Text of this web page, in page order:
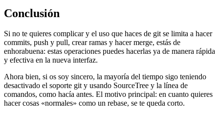
Conclusión
Si no te quieres complicar y el uso que haces de git se limita a hacer
commits, push y pull, crear ramas y hacer merge, estás de
enhorabuena: estas operaciones puedes hacerlas ya de manera rápida
y efectiva en la nueva interfaz.
Ahora bien, si os soy sincero, la mayoría del tiempo sigo teniendo
desactivado el soporte git y usando SourceTree y la línea de
comandos, como hacía antes. El motivo principal: en cuanto quieres
hacer cosas «normales» como un rebase, se te queda corto.